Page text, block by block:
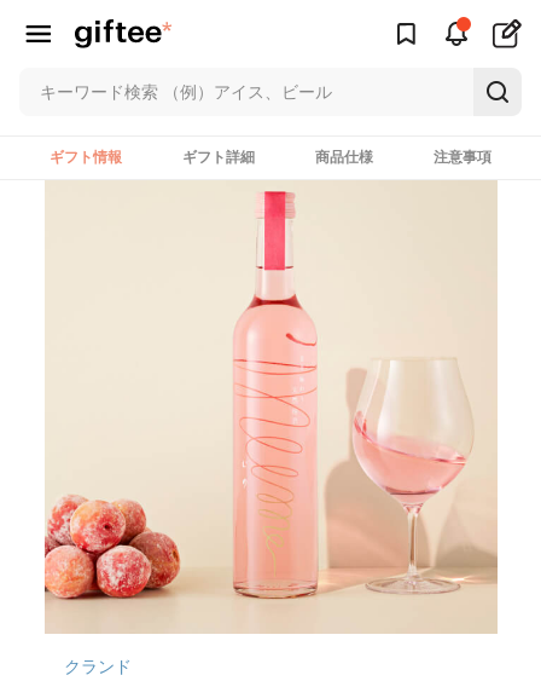
ギフト情報 ギフト詳細 商品仕様 注意事項
クランド